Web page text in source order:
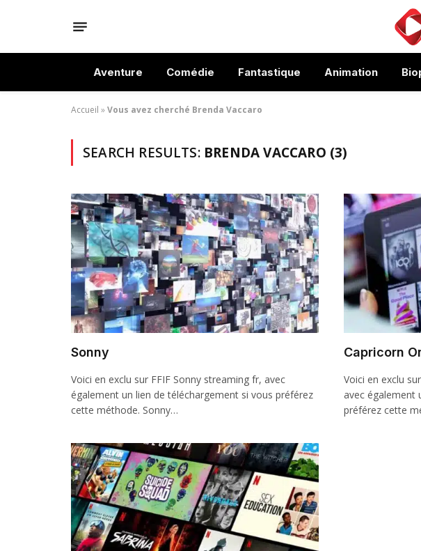
Aventure Comédie Fantastique Animation
Accueil »Vous avez cherché Brenda Vaccaro
SEARCH RESULTS: BRENDA VACCARO (3)
Sonny
Voici en exclu sur FFIF Sonny streaming fr, avec
également un lien de téléchargement si vous préférez
cette méthode. Sonny…
Capricorn
Voici en exclu
avec également
préférez cette